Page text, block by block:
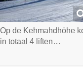
Op de Kehmahdhöhe
in totaal 4 liften…